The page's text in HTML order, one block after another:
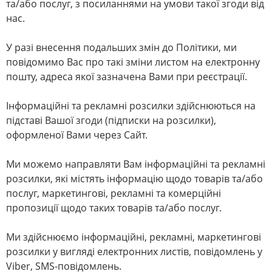
та/або послуг, з посиланнями на умови такої згоди від
нас.
У разі внесення подальших змін до Політики, ми
повідомимо Вас про такі зміни листом на електронну
пошту, адреса якої зазначена Вами при реєстрації.
Інформаційні та рекламні розсилки здійснюються на
підставі Вашої згоди (підписки на розсилки),
оформленої Вами через Сайт.
Ми можемо направляти Вам інформаційні та рекламні
розсилки, які містять інформацію щодо товарів та/або
послуг, маркетингові, рекламні та комерційні
пропозиції щодо таких товарів та/або послуг.
Ми здійснюємо інформаційні, рекламні, маркетингові
розсилки у вигляді електронних листів, повідомлень у
Viber, SMS-повідомлень.